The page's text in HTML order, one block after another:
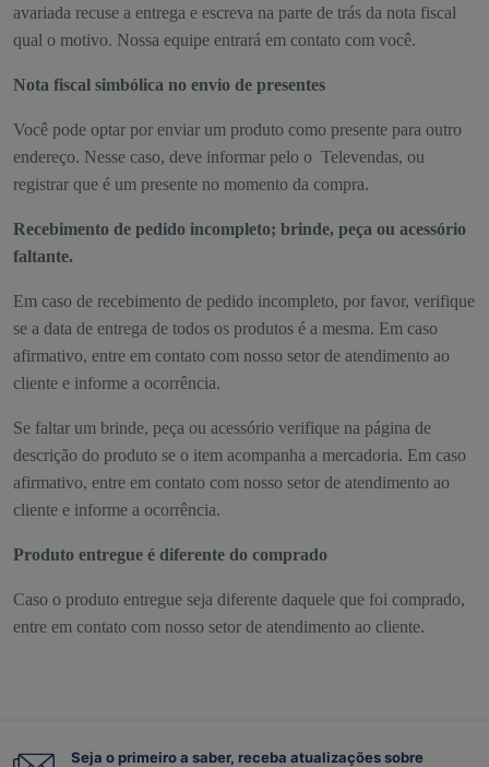
avariada recuse a entrega e escreva na parte de trás da nota fiscal
qual o motivo. Nossa equipe entrará em contato com você.
Nota fiscal simbólica no envio de presentes
Você pode optar por enviar um produto como presente para outro
endereço. Nesse caso, deve informar pelo o Televendas, ou
registrar que é um presente no momento da compra.
Recebimento de pedido incompleto; brinde, peça ou acessório
faltante.
Em caso de recebimento de pedido incompleto, por favor, verifique
se a data de entrega de todos os produtos é a mesma. Em caso
afirmativo, entre em contato com nosso setor de atendimento ao
cliente e informe a ocorrência.
Se faltar um brinde, peça ou acessório verifique na página de
descrição do produto se o item acompanha a mercadoria. Em caso
afirmativo, entre em contato com nosso setor de atendimento ao
cliente e informe a ocorrência.
Produto entregue é diferente do comprado
Caso o produto entregue seja diferente daquele que foi comprado,
entre em contato com nosso setor de atendimento ao cliente.
Seja o primeiro a saber, receba atualizações sobre